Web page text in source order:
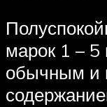
марок 1 – 5
обычным и